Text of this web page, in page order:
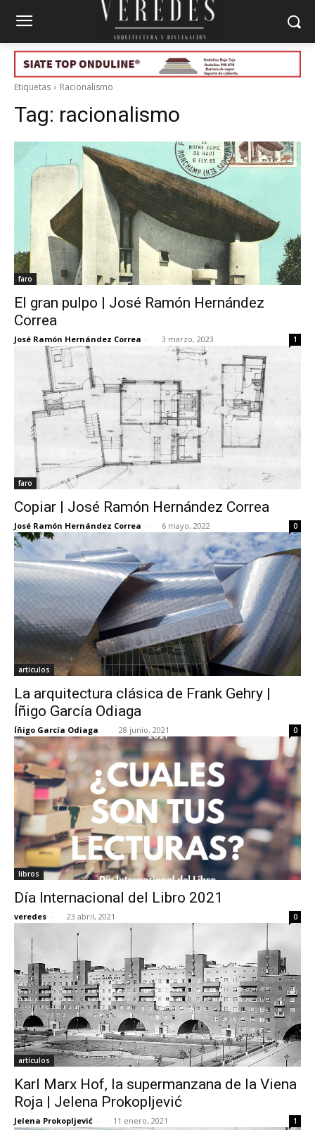
Etiquetas Racionalismo
Tag: racionalismo
faro
El gran pulpo | José Ramón Hernández
Correa
José Ramón Hernández Correa - 3 marzo, 2023 1
faro
Copiar | José Ramón Hernández Correa
José Ramón Hernández Correa - 6 mayo, 2022 0
artículos
La arquitectura clásica de Frank Gehry |
Íñigo García Odiaga
Íñigo García Odiaga - 28 junio, 2021 0
libros
Día Internacional del Libro 2021
veredes - 23 abril, 2021 0
artículos
Karl Marx Hof, la supermanzana de la Viena
Roja | Jelena Prokopljević
Jelena Prokopljević - 11 enero, 2021 1